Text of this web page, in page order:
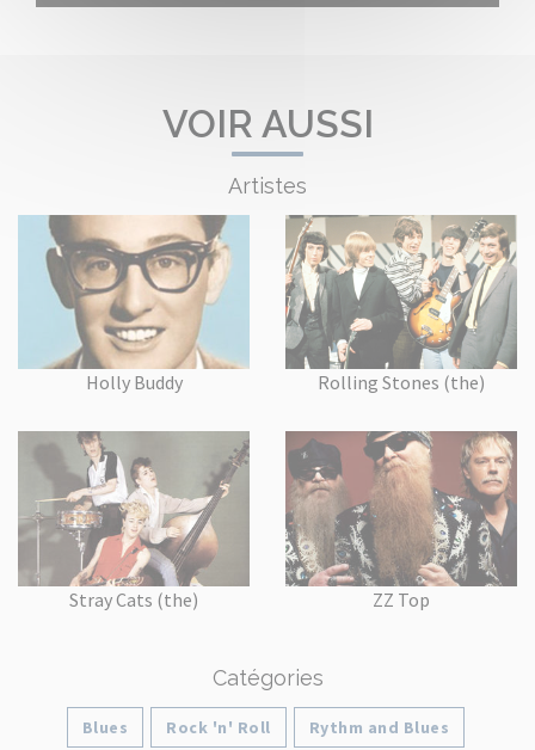
VOIR AUSSI
Artistes
Holly Buddy Rolling Stones (the)
Stray Cats (the) ZZ Top
Catégories
Blues Rock 'n' Roll Rythm and Blues